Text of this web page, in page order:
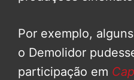
Por exemplo,
o Demolidor
participação em